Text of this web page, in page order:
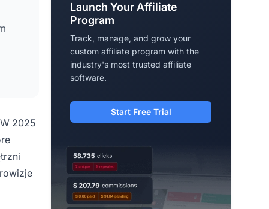
2025
Launch Your Affiliate
Program
Track, manage, and grow your
custom affiliate program with the
industry's most trusted affiliate
software.
Start Free Trial